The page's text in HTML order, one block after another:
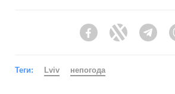
FacebookTwitter
Теги: Lviv непогода